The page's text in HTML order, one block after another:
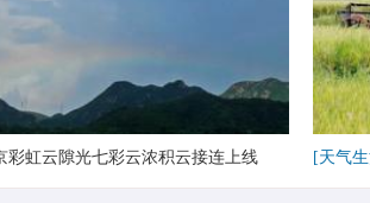
彩虹云隙光七彩云浓积云接连上线 [天气